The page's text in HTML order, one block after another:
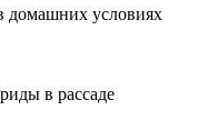
домашних условиях
в рассаде